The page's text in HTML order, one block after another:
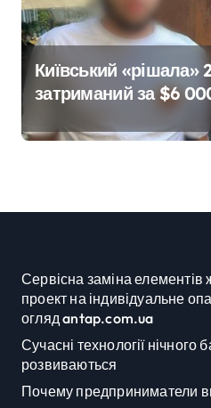
Київський «рішала»
затриманий за $6
про «звільнення» від
мобілізації
Сервісна заміна елементів
проект на індивідуальне
огляд antap.com.ua
Сучасні технології нічного
розвиваються
Почему предприниматели